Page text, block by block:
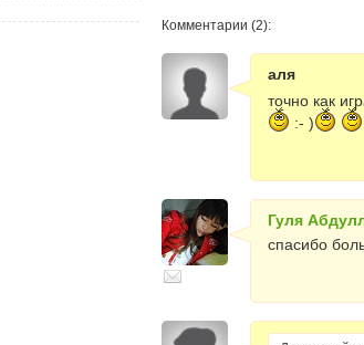
Комментарии (2):
аля
точно как
:- )
Гуля
спасибо